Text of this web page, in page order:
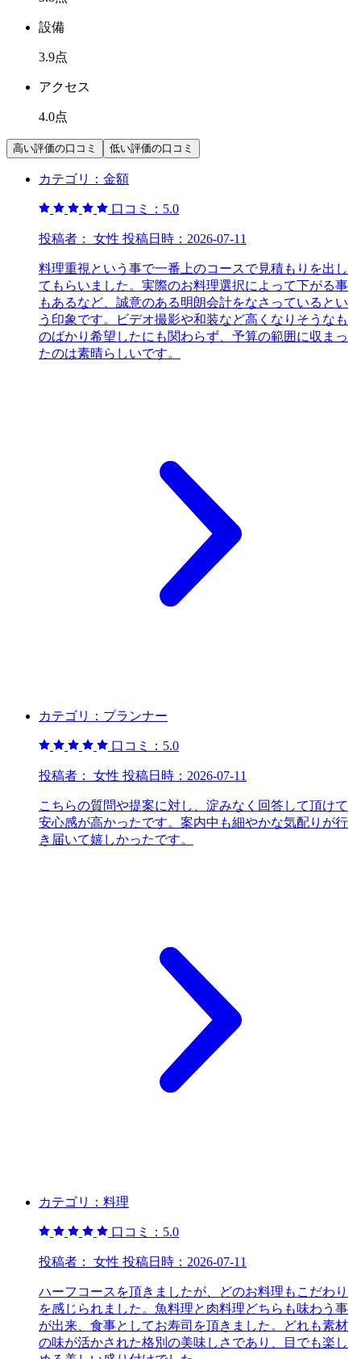
設備
3.9点
アクセス
4.0点
高い評価の口コミ 低い評価の口コミ
カテゴリ： 金額
口コミ： 5.0
投稿者： 女性 投稿日時： 2026-07-11
料理重視という事で一番上のコースで見積もりを出し
てもらいました。実際のお料理選択によって下がる事
もあるなど、誠意のある明朗会計をなさっているとい
う印象です。ビデオ撮影や和装など高くなりそうなも
のばかり希望したにも関わらず、予算の範囲に収まっ
たのは素晴らしいです。
カテゴリ： プランナー
口コミ： 5.0
投稿者： 女性 投稿日時： 2026-07-11
こちらの質問や提案に対し、淀みなく回答して頂けて
安心感が高かったです。案内中も細やかな気配りが行
き届いて嬉しかったです。
カテゴリ： 料理
口コミ： 5.0
投稿者： 女性 投稿日時： 2026-07-11
ハーフコースを頂きましたが、どのお料理もこだわり
を感じられました。魚料理と肉料理どちらも味わう事
が出来、食事としてお寿司を頂きました。どれも素材
の味が活かされた格別の美味しさであり、目でも楽し